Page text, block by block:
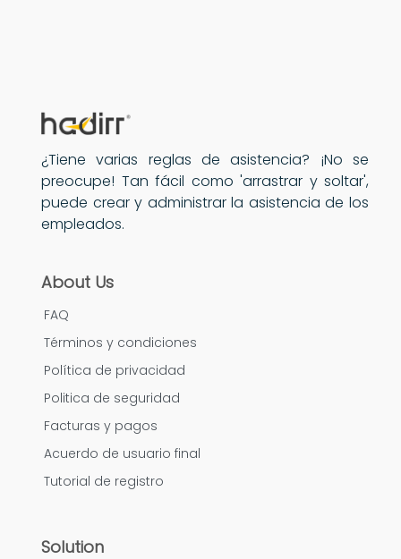
¿Tiene varias reglas de asistencia? ¡No se
preocupe! Tan fácil como 'arrastrar y soltar',
puede crear y administrar la asistencia de los
empleados.
About Us
FAQ
Términos y condiciones
Política de privacidad
Politica de seguridad
Facturas y pagos
Acuerdo de usuario final
Tutorial de registro
Solution